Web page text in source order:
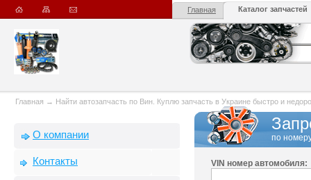
Главная Каталог запчастей
Главная → Найти автозапчасть по Вин. Куплю запчасть в Украине быстро и
О компании
Контакты
по
VIN номер автомобиля: